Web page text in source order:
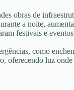
obras de
a noite,
festivais e
como
oferecendo luz